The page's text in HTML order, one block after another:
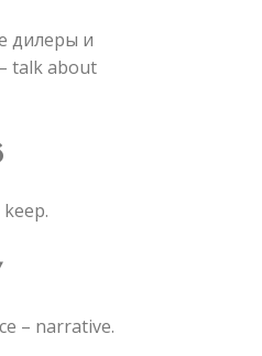
дилеры и
talk about
– narrative.